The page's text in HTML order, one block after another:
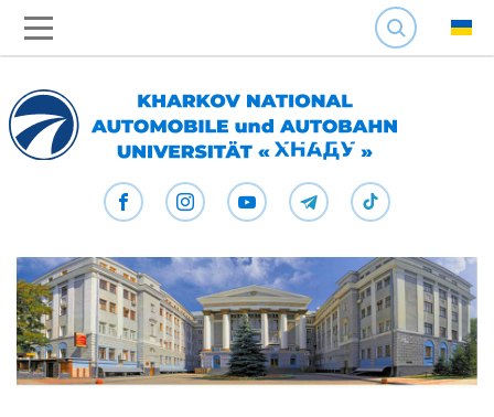
SEARCH